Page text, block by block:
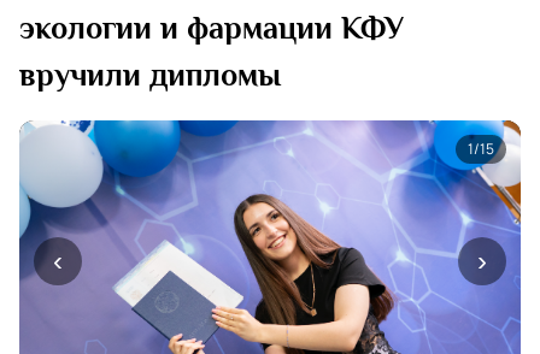
экологии и фармации КФУ
вручили дипломы
‹ ›
1/15